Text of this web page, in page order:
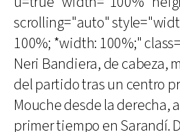
scrolling="auto"
100%; *width: 100%;"
Neri Bandiera, de cabeza,
del partido tras un centro
Mouche desde la derecha,
primer tiempo en Sarandí.